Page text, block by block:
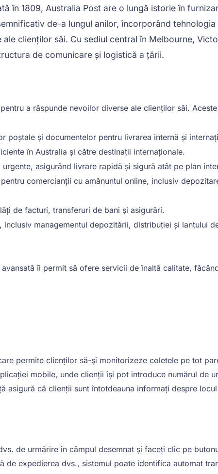
în 1809, Australia Post are o lungă istorie în
de-a lungul anilor, încorporând
clienților săi. Cu sediul central în Melbourne,
de comunicare și logistică a țării.
a răspunde nevoilor diverse ale clienților săi.
poștale și documentelor pentru livrarea internă și
în Australia și către destinații internaționale.
asigurând livrare rapidă și sigură atât pe plan
comercianții cu amănuntul online, inclusiv
de facturi, transferuri de bani și asigurări.
managementul depozitării, distribuției și lanțului
îi permit să ofere servicii de înaltă calitate,
permite clienților să-și monitorizeze coletele pe tot
mobile, unde clienții își pot introduce numărul de
asigură că clienții sunt întotdeauna informați despre
de urmărire în câmpul desemnat și faceți clic pe
de expedierea dvs., sistemul poate identifica automat